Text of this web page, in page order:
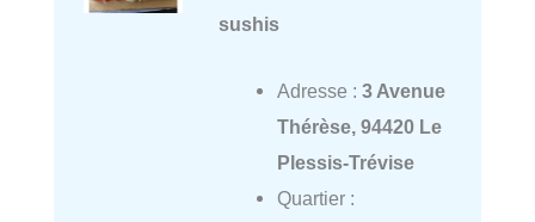
sushis
Adresse : 3 Avenue
Thérèse, 94420 Le
Plessis-Trévise
Quartier :